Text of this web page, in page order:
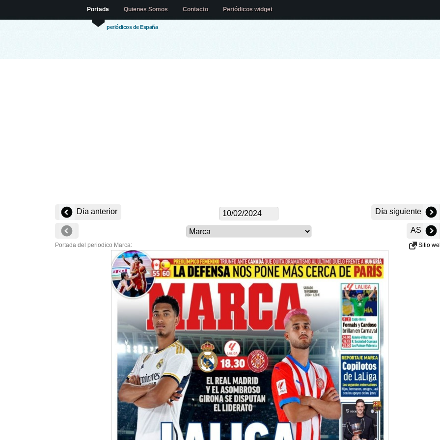
periódicos de España
Portada Quienes Somos Contacto Periódicos widget
Día anterior Día siguiente
AS
Portada del periodico Marca: Sitio